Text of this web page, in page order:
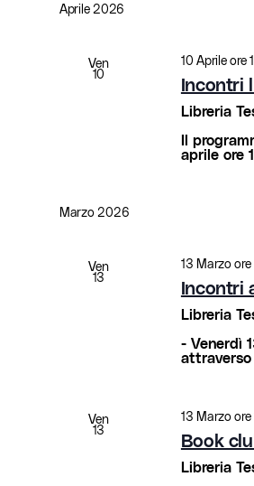
Aprile 2026
Ven
10 Incontri
10 Aprile ore
Libreria
Il
aprile ore
Marzo 2026
Ven
13 Incontri
13 Marzo
Libreria
- Venerdì
Ven
13 Book
13 Marzo ore
Libreria